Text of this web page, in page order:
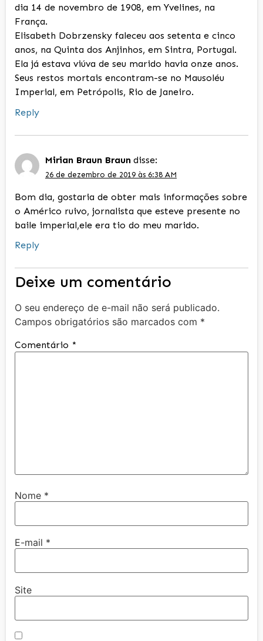
dia 14 de novembro de 1908, em Yvelines, na
França.
Elisabeth Dobrzensky faleceu aos setenta e cinco
anos, na Quinta dos Anjinhos, em Sintra, Portugal.
Ela já estava viúva de seu marido havia onze anos.
Seus restos mortais encontram-se no Mausoléu
Imperial, em Petrópolis, Rio de Janeiro.
Reply
Mirian Braun Braun disse:
26 de dezembro de 2019 às 6:38 AM
Bom dia, gostaria de obter mais informações sobre
o Américo ruivo, jornalista que esteve presente no
baile imperial,ele era tio do meu marido.
Reply
Deixe um comentário
O seu endereço de e-mail não será publicado.
Campos obrigatórios são marcados com *
Comentário *
Nome *
E-mail *
Site